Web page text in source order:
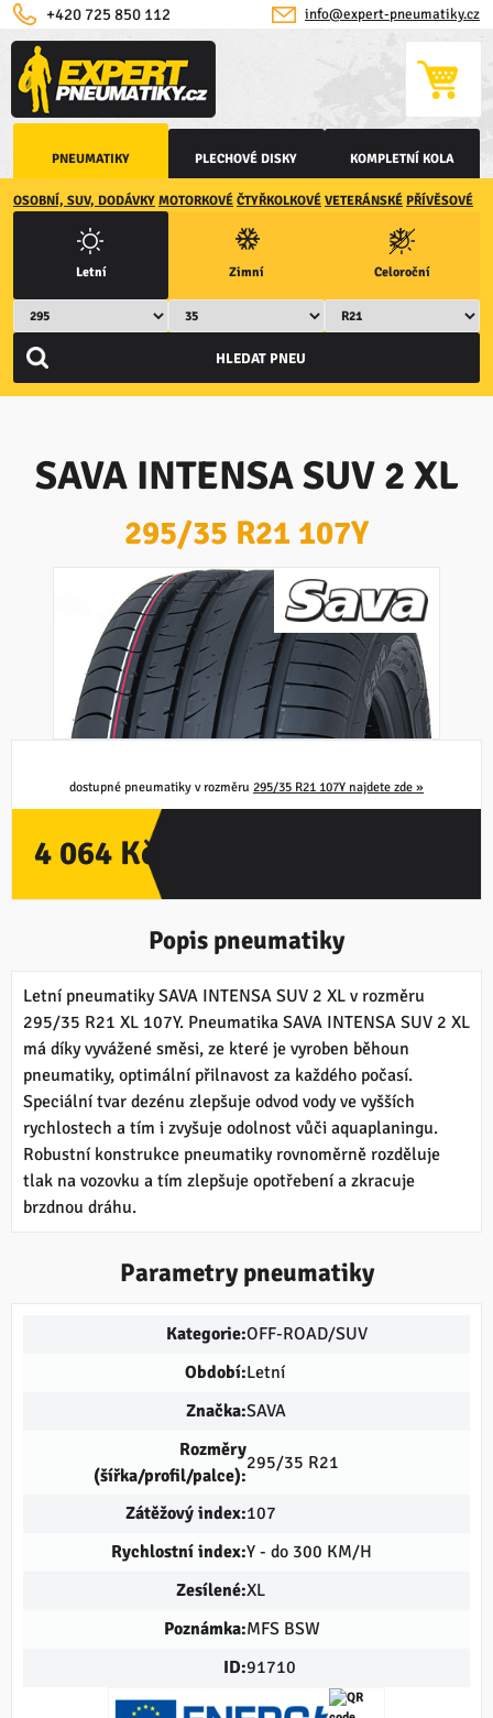
PNEUMATIKY PLECHOVÉ DISKY KOMPLETNÍ KOLA
info@expert-pneumatiky.cz
+420 725 850 112
OSOBNÍ, SUV, DODÁVKY MOTORKOVÉ ČTYŘKOLKOVÉ VETERÁNSKÉ PŘÍVĚSOVÉ
Letní Zimní Celoroční
SAVA INTENSA SUV 2 XL
295/35 R21 107Y
dostupné pneumatiky v rozměru 295/35 R21 107Y najdete zde »
4 064 Kč
Popis pneumatiky
Letní pneumatiky SAVA INTENSA SUV 2 XL v rozměru
295/35 R21 XL 107Y. Pneumatika SAVA INTENSA SUV 2 XL
má díky vyvážené směsi, ze které je vyroben běhoun
pneumatiky, optimální přilnavost za každého počasí.
Speciální tvar dezénu zlepšuje odvod vody ve vyšších
rychlostech a tím i zvyšuje odolnost vůči aquaplaningu.
Robustní konstrukce pneumatiky rovnoměrně rozděluje
tlak na vozovku a tím zlepšuje opotřebení a zkracuje
brzdnou dráhu.
Parametry pneumatiky
Kategorie:OFF-ROAD/SUV
Období:Letní
Značka:SAVA
Rozměry
(šířka/profil/palce):
295/35 R21
Zátěžový index:107
Rychlostní index:Y - do 300 KM/H
Zesílené:XL
Poznámka:MFS BSW
ID:91710